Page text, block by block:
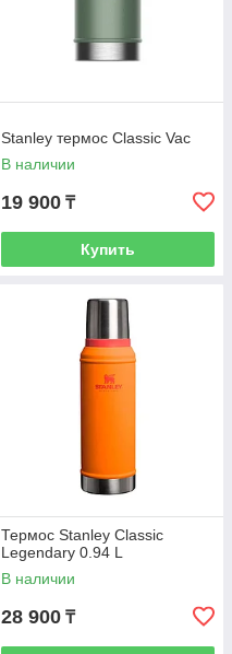
Stanley термос Classic Vac
В наличии
19 900 ₸
Купить
Термос Stanley Classic
Legendary 0.94 L
В наличии
28 900 ₸